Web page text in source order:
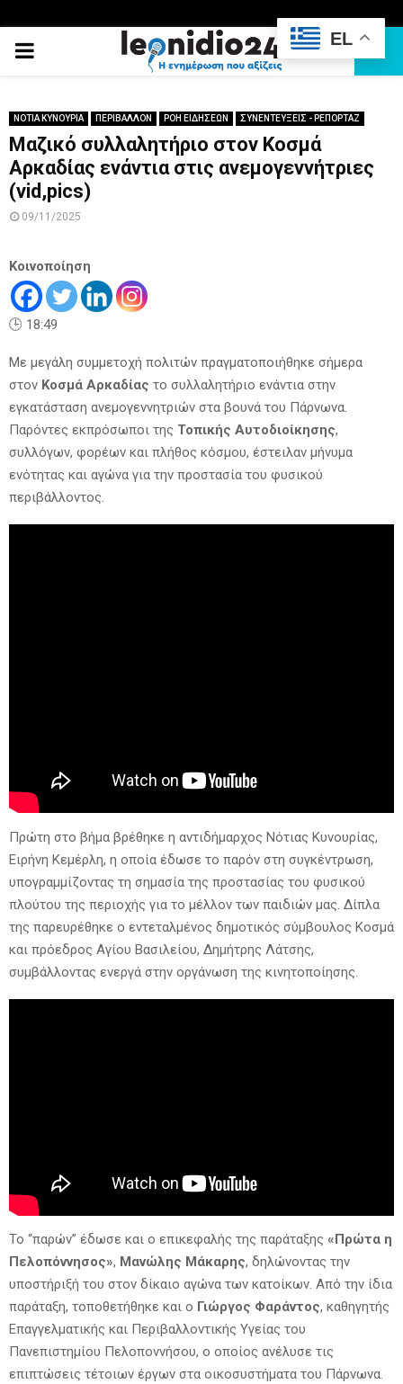
PRIMARY
ΝΟΤΙΑ ΚΥΝΟΥΡΙΑ ΠΕΡΙΒΑΛΛΟΝ ΡΟΗ ΕΙΔΗΣΕΩΝ ΣΥΝΕΝΤΕΥΞΕΙΣ - ΡΕΠΟΡΤΑΖ
Μαζικό συλλαλητήριο στον Κοσμά
Αρκαδίας ενάντια στις ανεμογεννήτριες
(vid,pics)
09/11/2025
Κοινοποίηση
🕒 18:49
Με μεγάλη συμμετοχή πολιτών πραγματοποιήθηκε σήμερα
στον Κοσμά Αρκαδίας το συλλαλητήριο ενάντια στην
εγκατάσταση ανεμογεννητριών στα βουνά του Πάρνωνα.
Παρόντες εκπρόσωποι της Τοπικής Αυτοδιοίκησης,
συλλόγων, φορέων και πλήθος κόσμου, έστειλαν μήνυμα
ενότητας και αγώνα για την προστασία του φυσικού
περιβάλλοντος.
Πρώτη στο βήμα βρέθηκε η αντιδήμαρχος Νότιας Κυνουρίας,
Ειρήνη Κεμέρλη, η οποία έδωσε το παρόν στη συγκέντρωση,
υπογραμμίζοντας τη σημασία της προστασίας του φυσικού
πλούτου της περιοχής για το μέλλον των παιδιών μας. Δίπλα
της παρευρέθηκε ο εντεταλμένος δημοτικός σύμβουλος Κοσμά
και πρόεδρος Αγίου Βασιλείου, Δημήτρης Λάτσης,
συμβάλλοντας ενεργά στην οργάνωση της κινητοποίησης.
Το “παρών” έδωσε και ο επικεφαλής της παράταξης «Πρώτα η
Πελοπόννησος», Μανώλης Μάκαρης, δηλώνοντας την
υποστήριξή του στον δίκαιο αγώνα των κατοίκων. Από την ίδια
παράταξη, τοποθετήθηκε και ο Γιώργος Φαράντος, καθηγητής
Επαγγελματικής και Περιβαλλοντικής Υγείας του
Πανεπιστημίου Πελοποννήσου, ο οποίος ανέλυσε τις
επιπτώσεις τέτοιων έργων στα οικοσυστήματα του Πάρνωνα.
EL